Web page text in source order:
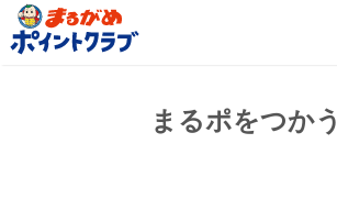
新規入会
まるポをつかう